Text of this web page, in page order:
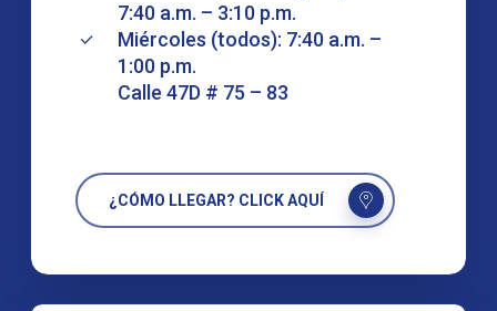
7:40 a.m. – 3:10 p.m.
Miércoles (todos): 7:40 a.m. –
1:00 p.m.
Calle 47D # 75 – 83
¿CÓMO LLEGAR? CLICK AQUÍ